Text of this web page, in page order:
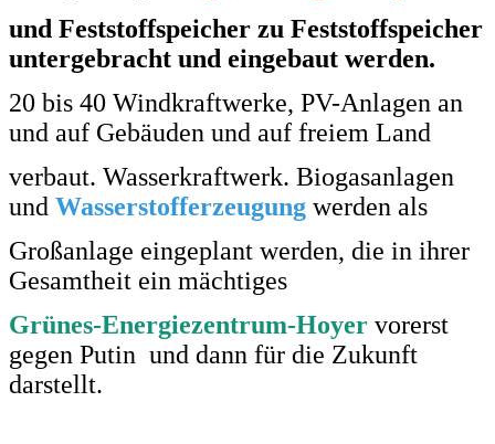
und Feststoffspeicher zu Feststoffspeicher
untergebracht und eingebaut werden.
20 bis 40 Windkraftwerke, PV-Anlagen an
und auf Gebäuden und auf freiem Land
verbaut. Wasserkraftwerk. Biogasanlagen
und Wasserstofferzeugung werden als
Großanlage eingeplant werden, die in ihrer
Gesamtheit ein mächtiges
Grünes-Energiezentrum-Hoyer vorerst
gegen Putin und dann für die Zukunft
darstellt.